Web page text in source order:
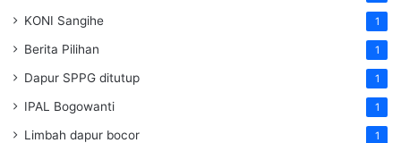
KONI Sangihe 1
Berita Pilihan 1
Dapur SPPG ditutup 1
IPAL Bogowanti 1
Limbah dapur bocor 1